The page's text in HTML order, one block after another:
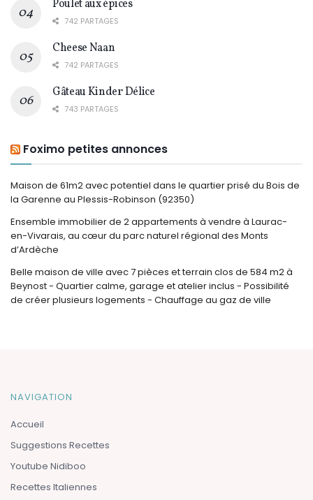
Poulet aux épices
742 PARTAGES
Cheese Naan
742 PARTAGES
Gâteau Kinder Délice
743 PARTAGES
Foximo petites annonces
Maison de 61m2 avec potentiel dans le quartier prisé du Bois de
la Garenne au Plessis-Robinson (92350)
Ensemble immobilier de 2 appartements à vendre à Laurac-
en-Vivarais, au cœur du parc naturel régional des Monts
d’Ardèche
Belle maison de ville avec 7 pièces et terrain clos de 584 m2 à
Beynost - Quartier calme, garage et atelier inclus - Possibilité
de créer plusieurs logements - Chauffage au gaz de ville
NAVIGATION
Accueil
Suggestions Recettes
Youtube Nidiboo
Recettes Italiennes